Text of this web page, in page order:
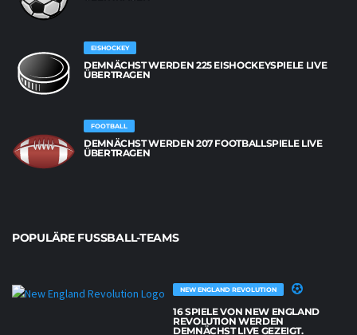
EISHOCKEY
DEMNÄCHST WERDEN 225 EISHOCKEYSPIELE LIVE
ÜBERTRAGEN
FOOTBALL
DEMNÄCHST WERDEN 207 FOOTBALLSPIELE LIVE
ÜBERTRAGEN
POPULÄRE FUSSBALL-TEAMS
NEW ENGLAND REVOLUTION
16 SPIELE VON NEW ENGLAND
REVOLUTION WERDEN
DEMNÄCHST LIVE GEZEIGT.